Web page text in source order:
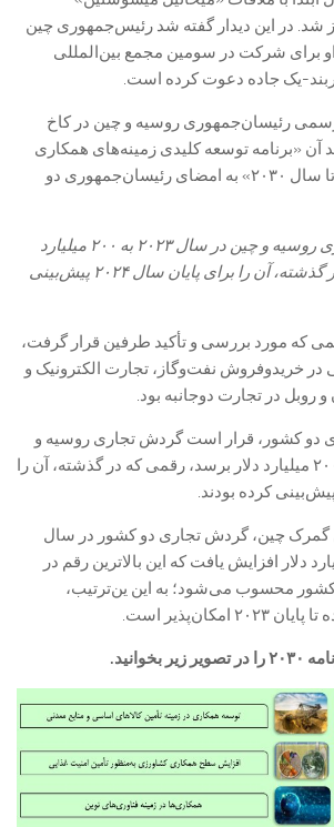
شد. در این دیدار گفته شد رئیس‌جمهوری چین
برای شرکت در سومین مجمع بین‌المللی
یک جاده دعوت کرده است.
رسمی رئیسان‌جمهوری روسیه و چین در کاخ
آن «برنامه توسعه‌ کلیدی زمینه‌های همکاری
اقتصادی روسیه-چین تا سال ۲۰۳۰» به امضای رئیسان‌جمهوری دو
قرار است گردش تجاری روسیه و چین در سال ۲۰۲۳ به ۲۰۰ میلیارد
دلار برسد، رقمی که در گذشته، آن را برای پایان سال ۲۰۲۴ پیش‌بینی
که مورد بررسی و تأکید طرفین قرار گرفت،
در خریدوفروش نفت‌وگاز، تجارت الکترونیک و
روبل در تجارت دوجانبه بود.
دو کشور، قرار است گردش تجاری روسیه و
چین در سال ۲۰۲۳ به ۲۰۰ میلیارد دلار برسد، رقمی که در گذشته، آن را
گمرک چین، گردش تجاری دو کشور در سال
حدود ۱۹۰ میلیارد دلار افزایش یافت که این بالاترین رقم در
کشور محسوب می‌شود؛ به این ین‌ترتیب،
است.